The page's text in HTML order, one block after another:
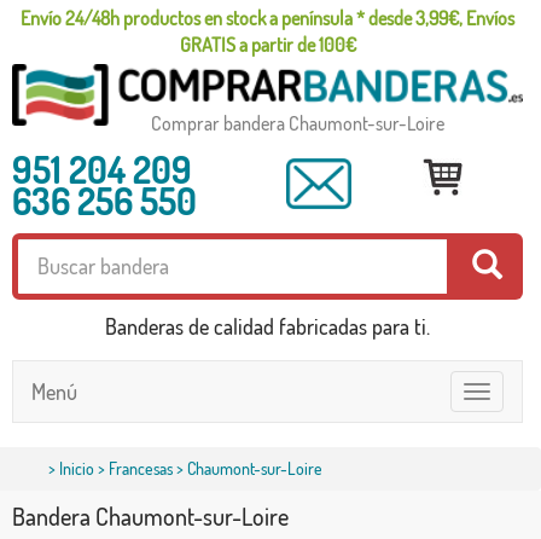
Envío 24/48h productos en stock a península * desde 3,99€, Envíos
GRATIS a partir de 100€
Comprar bandera Chaumont-sur-Loire
951 204 209
636 256 550
Banderas de calidad fabricadas para ti.
Toggle
navigation
Menú
> Inicio> Francesas> Chaumont-sur-Loire
Bandera Chaumont-sur-Loire